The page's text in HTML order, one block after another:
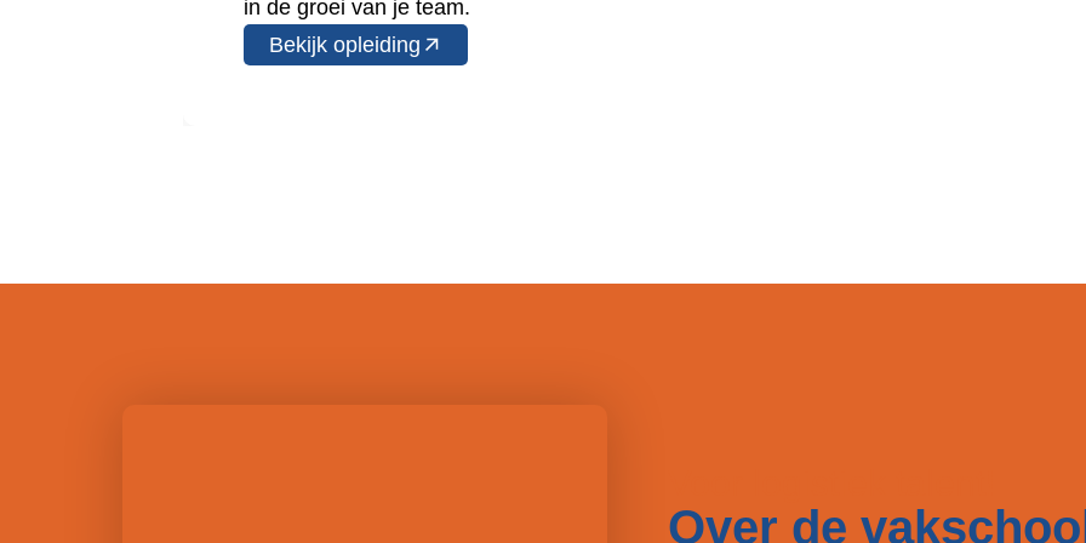
in de groei van je team.
Bekijk opleiding
Over de